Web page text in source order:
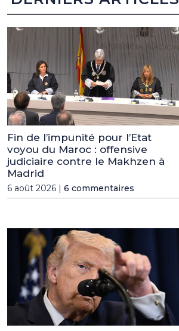
Fin de l’impunité pour l’Etat
voyou du Maroc : offensive
judiciaire contre le Makhzen à
Madrid
6 août 2026 | 6 commentaires